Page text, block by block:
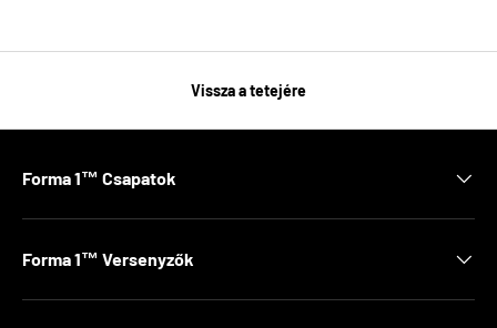
Vissza a tetejére
Forma 1™ Csapatok
Forma 1™ Versenyzők